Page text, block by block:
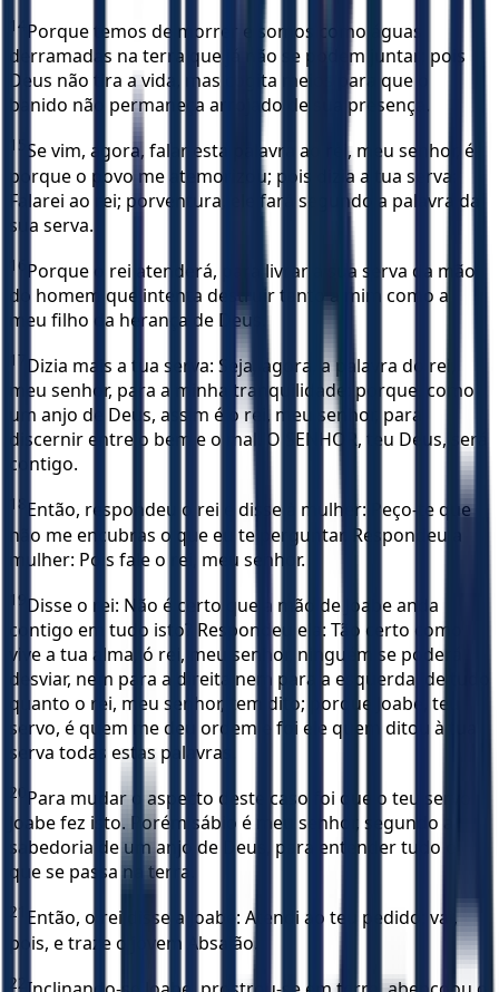
14 Porque temos de morrer e somos como águas
derramadas na terra que já não se podem juntar; pois
Deus não tira a vida, mas cogita meios para que o
banido não permaneça arrojado de sua presença.
15 Se vim, agora, falar esta palavra ao rei, meu senhor, é
porque o povo me atemorizou; pois dizia a tua serva:
Falarei ao rei; porventura, ele fará segundo a palavra da
sua serva.
16 Porque o rei atenderá, para livrar a sua serva da mão
do homem que intenta destruir tanto a mim como a
meu filho da herança de Deus.
17 Dizia mais a tua serva: Seja, agora, a palavra do rei,
meu senhor, para a minha tranquilidade; porque, como
um anjo de Deus, assim é o rei, meu senhor, para
discernir entre o bem e o mal. O SENHOR, teu Deus, será
contigo.
18 Então, respondeu o rei e disse à mulher: Peço-te que
não me encubras o que eu te perguntar. Respondeu a
mulher: Pois fale o rei, meu senhor.
19 Disse o rei: Não é certo que a mão de Joabe anda
contigo em tudo isto? Respondeu ela: Tão certo como
vive a tua alma, ó rei, meu senhor, ninguém se poderá
desviar, nem para a direita nem para a esquerda, de tudo
quanto o rei, meu senhor, tem dito; porque Joabe, teu
servo, é quem me deu ordem e foi ele quem ditou à tua
serva todas estas palavras.
20 Para mudar o aspecto deste caso foi que o teu servo
Joabe fez isto. Porém sábio é meu senhor, segundo a
sabedoria de um anjo de Deus, para entender tudo o
que se passa na terra.
21
Então, o rei disse a Joabe: Atendi ao teu pedido; vai,
pois, e traze o jovem Absalão.
22